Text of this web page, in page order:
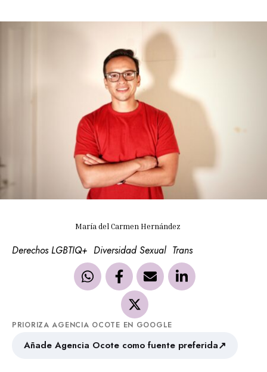
María del Carmen Hernández
Derechos LGBTIQ+ Diversidad Sexual Trans
PRIORIZA AGENCIA OCOTE EN GOOGLE
Añade Agencia Ocote como fuente preferida↗